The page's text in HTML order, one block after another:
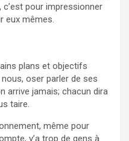
pour impressionner
eux mêmes.
plans et objectifs
oser parler de ses
arrive jamais; chacun dira
taire.
même pour
y’a trop de gens à